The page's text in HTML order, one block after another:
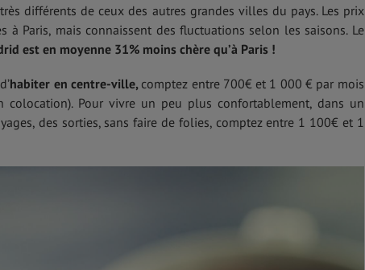
différents de ceux des autres grandes villes du pays. Les prix
à Paris, mais connaissent des fluctuations selon les saisons. Le
est en moyenne 31% moins chère qu’à Paris !
habiter en centre-ville, comptez entre 700€ et 1 000 € par mois
Pour vivre un peu plus confortablement, dans un
des sorties, sans faire de folies, comptez entre 1 100€ et 1